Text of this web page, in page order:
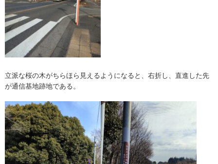
立派な桜の木がちらほら見えるようになると、右折し、直進した先
が通信基地跡地である。